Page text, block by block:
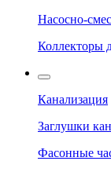
Насосно-
Коллекторы
Канализация
Заглушки
Фасонные